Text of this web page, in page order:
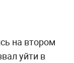
на втором
уйти в